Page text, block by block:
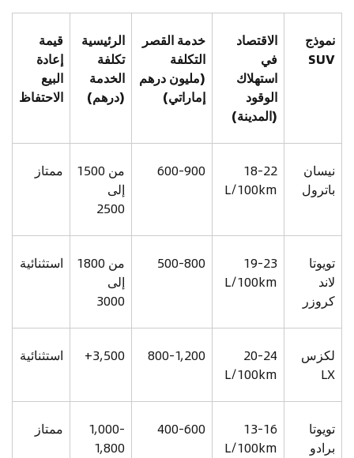
نموذج
SUV
الاقتصاد
في
استهلاك
الوقود
(المدينة)
خدمة القصر
التكلفة
(مليون درهم
إماراتي)
الرئيسية
تكلفة
الخدمة
(درهم)
قيمة
إعادة
البيع
الاحتفاظ
نيسان
باترول
18-22
L/100km
600-900
من 1500
إلى
2500
ممتاز
تويوتا
لاند
كروزر
19-23
L/100km
500-800
من 1800
إلى
3000
استثنائية
لكزس
LX
20-24
L/100km
800-1,200
3,500+ استثنائية
تويوتا
برادو
13-16
L/100km
400-600
1,000-
1,800
ممتاز